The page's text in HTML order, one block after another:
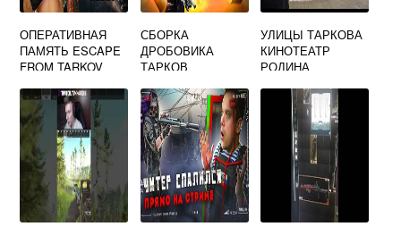
ОПЕРАТИВНАЯ
ПАМЯТЬ ESCAPE
FROM TARKOV
СБОРКА
ДРОБОВИКА
ТАРКОВ
УЛИЦЫ ТАРКОВА
КИНОТЕАТР
РОДИНА